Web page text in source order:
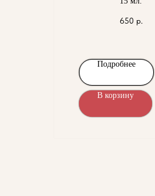
650 р.
Подробнее
В корзину